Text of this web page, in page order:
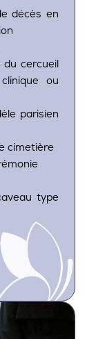
décès en
cercueil
ou
parisien
cimetière
type